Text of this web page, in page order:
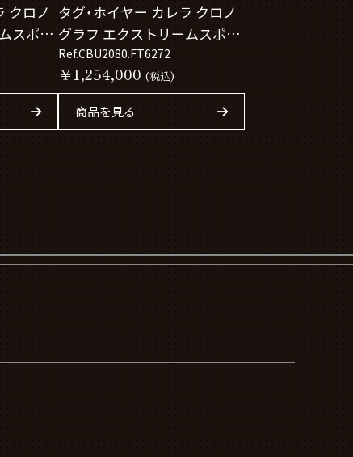
クロノ
スポー
タグ・ホイヤー カレラ クロノ
グラフ エクストリームスポー
ツ CBU2080.FT6272
Ref.CBU2080.FT6272
￥1,254,000 (税込)
商品を見る